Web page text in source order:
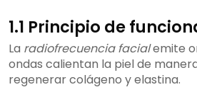
1.1 Principio de
La radiofrecuencia facialemite
ondas calientan la piel de
regenerar colágeno y elastina.